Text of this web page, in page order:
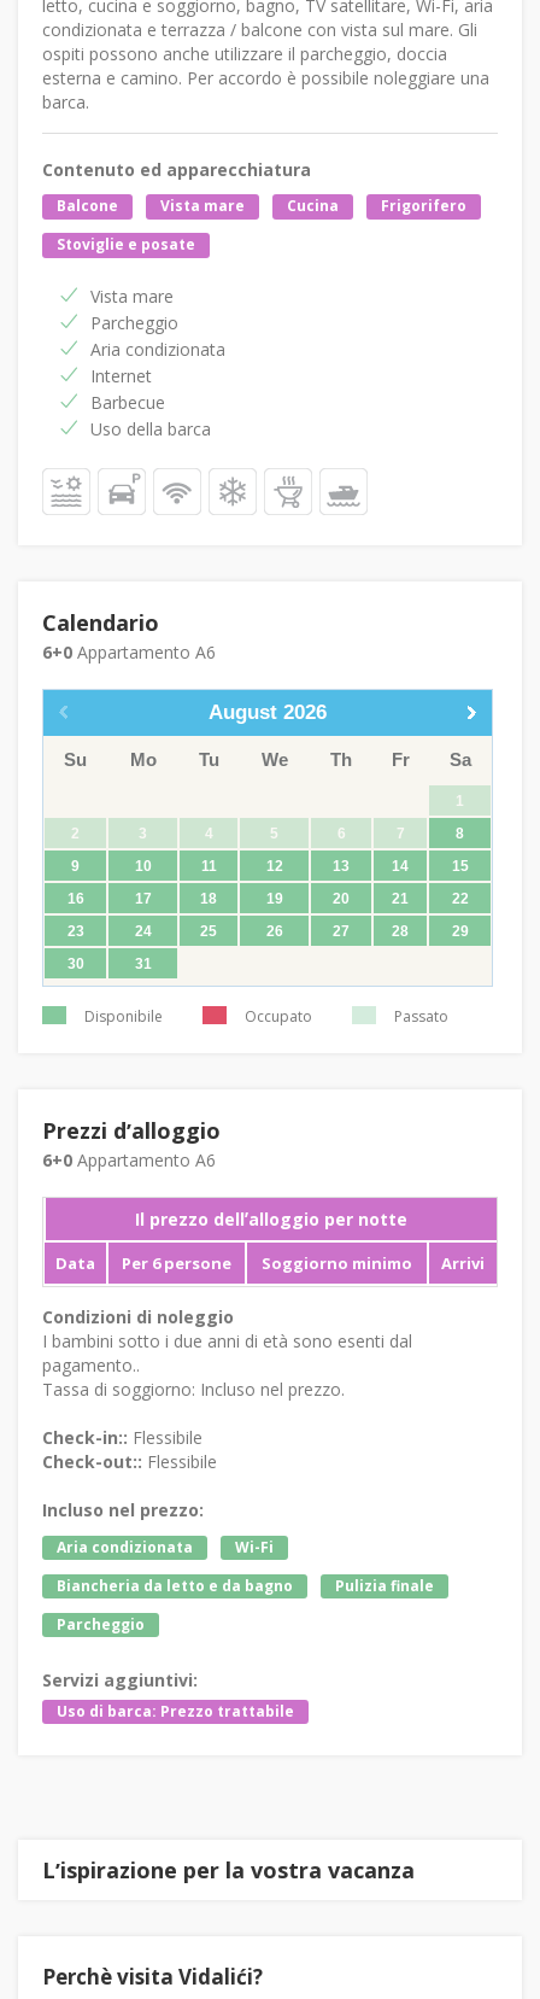
letto, cucina e soggiorno, bagno, TV satellitare, Wi-Fi, aria
condizionata e terrazza / balcone con vista sul mare. Gli
ospiti possono anche utilizzare il parcheggio, doccia
esterna e camino. Per accordo è possibile noleggiare una
barca.
Contenuto ed apparecchiatura
Balcone Vista mare Cucina
Frigorifero
Stoviglie e posate
Vista mare
Parcheggio
Aria condizionata
Internet
Barbecue
Uso della barca
Calendario
6+0 Appartamento A6
August 2026
Su Mo Tu We Th Fr Sa
1
2
3 4 5 6 7
8
9
10 11 12 13 14
15
16
17 18 19 20 21
22
23
24 25 26 27 28
29
30
31
Disponibile Occupato Passato
Prezzi dʼalloggio
6+0 Appartamento A6
Il prezzo dellʼalloggio per notte
Data Per 6 persone Soggiorno minimo Arrivi
Condizioni di noleggio
I bambini sotto i due anni di età sono esenti dal
pagamento..
Tassa di soggiorno: Incluso nel prezzo.
Check-in:: Flessibile
Check-out:: Flessibile
Incluso nel prezzo:
Aria condizionata
Wi-Fi
Biancheria da letto e da bagno
Pulizia finale
Parcheggio
Servizi aggiuntivi:
Uso di barca: Prezzo trattabile
Lʼispirazione per la vostra vacanza
Perchè visita Vidalići?